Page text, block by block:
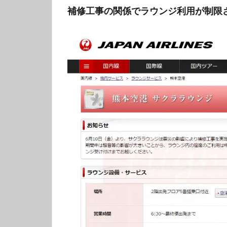
補修工事の関係でラウンジ利用が制限